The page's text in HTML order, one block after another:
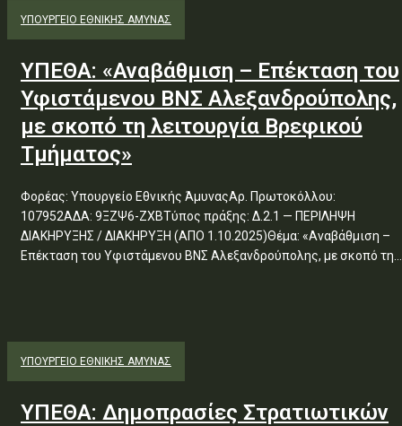
ΥΠΟΥΡΓΕΊΟ ΕΘΝΙΚΉΣ ΆΜΥΝΑΣ
ΥΠΕΘΑ: «Αναβάθμιση – Επέκταση του
Υφιστάμενου ΒΝΣ Αλεξανδρούπολης,
με σκοπό τη λειτουργία Βρεφικού
Τμήματος»
Φορέας: Υπουργείο Εθνικής ΆμυναςΑρ. Πρωτοκόλλου:
107952ΑΔΑ: 9ΞΖΨ6-ΖΧΒΤύπος πράξης: Δ.2.1 — ΠΕΡΙΛΗΨΗ
ΔΙΑΚΗΡΥΞΗΣ / ΔΙΑΚΗΡΥΞΗ (ΑΠΟ 1.10.2025)Θέμα: «Αναβάθμιση –
Επέκταση του Υφιστάμενου ΒΝΣ Αλεξανδρούπολης, με σκοπό τη...
ΥΠΟΥΡΓΕΊΟ ΕΘΝΙΚΉΣ ΆΜΥΝΑΣ
ΥΠΕΘΑ: Δημοπρασίες Στρατιωτικών